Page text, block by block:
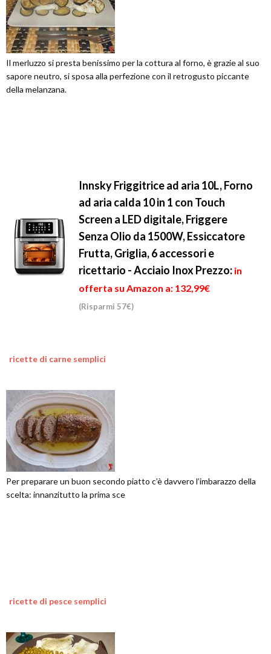
Il merluzzo si presta benissimo per la cottura al forno, è grazie al suo
sapore neutro, si sposa alla perfezione con il retrogusto piccante
della melanzana.
Innsky Friggitrice ad aria 10L, Forno
ad aria calda 10 in 1 con Touch
Screen a LED digitale, Friggere
Senza Olio da 1500W, Essiccatore
Frutta, Griglia, 6 accessori e
ricettario - Acciaio InoxPrezzo: in
offerta su Amazon a: 132,99€
(Risparmi 57€)
ricette di carne semplici
Per preparare un buon secondo piatto c’è davvero l’imbarazzo della
scelta: innanzitutto la prima sce
ricette di pesce semplici